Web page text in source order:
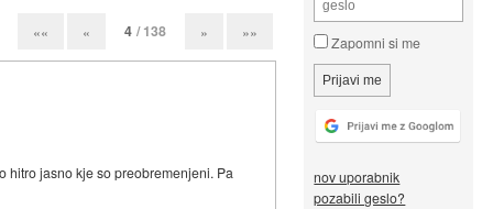
Zapomni si me
nov uporabnik
pozabili geslo?
«« « 4 / 138 » »»
hitro jasno kje so preobremenjeni. Pa